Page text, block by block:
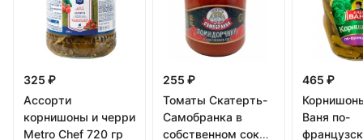
325 ₽
Ассорти
корнишоны и черри
Metro Chef 720 гр
255 ₽
Томаты Скатерть-
Самобранка в
собственном соку
465 ₽
Ваня по-